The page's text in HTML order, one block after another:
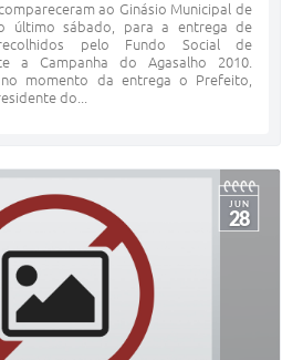
ao Ginásio Municipal de
último sábado, para a entrega de
pelo Fundo Social de
a Campanha do Agasalho 2010.
no momento da entrega o Prefeito,
do...
JUN
28